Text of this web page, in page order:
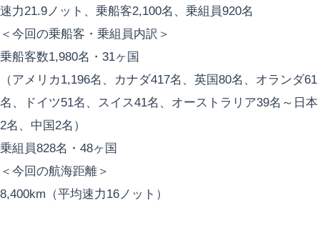
速力21.9ノット、乗船客2,100名、乗組員920名
＜今回の乗船客・乗組員内訳＞
乗船客数1,980名・31ヶ国
（アメリカ1,196名、カナダ417名、英国80名、オランダ61
名、ドイツ51名、スイス41名、オーストラリア39名～日本
2名、中国2名）
乗組員828名・48ヶ国
＜今回の航海距離＞
8,400km（平均速力16ノット）